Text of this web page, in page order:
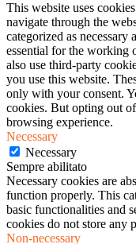
This website uses
navigate through the
categorized as necessary
essential for the working
also use third-party
you use this website.
only with your consent.
cookies. But opting out
browsing experience.
Necessary
Necessary
Sempre abilitato
Necessary cookies are
function properly. This
basic functionalities and
cookies do not store any
Non-necessary